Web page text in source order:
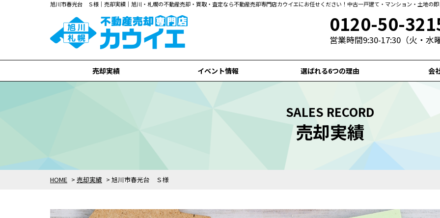
旭川市春光台 Ｓ様｜売却実績｜旭川・札幌の不動産売却・買取・査定なら不動産売却専門店カウイエにお任せください！中古一戸建て・マンション・土地の
0120-50-
営業時間9:30-17:30（火・水
売却実績
全て
旭川市
札幌市
イベント情報 選ばれる6つの理由 会
HOME > 売却実績 > 旭川市春光台 Ｓ様
SALES RECORD
売却実績